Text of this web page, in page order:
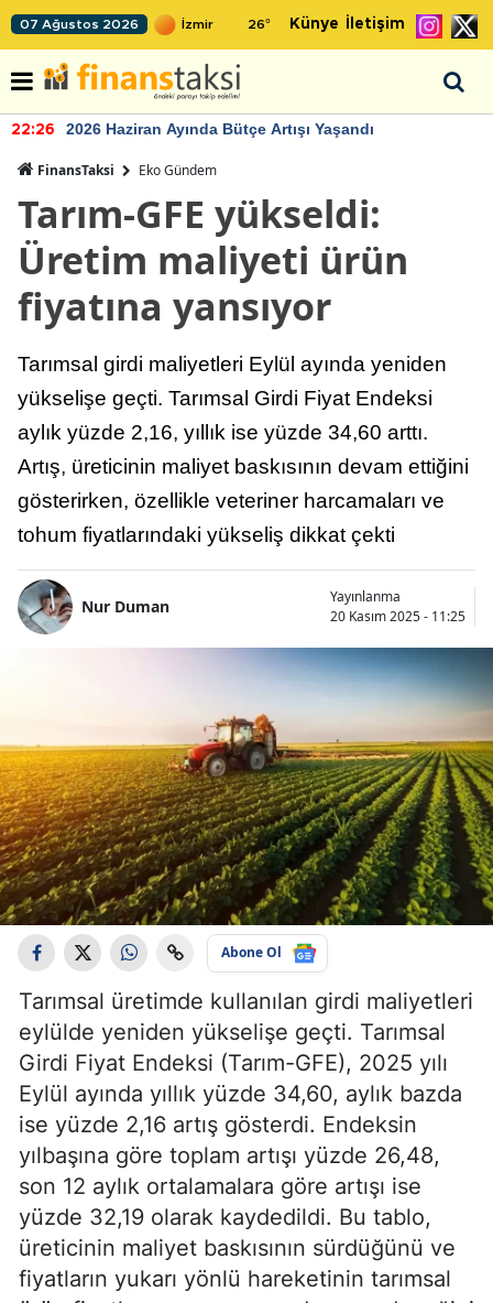
07 Ağustos 2026 26° Künye İletişim
22:26 2026 Haziran Ayında Bütçe Artışı Yaşandı
FinansTaksi Eko Gündem
Tarım-GFE yükseldi:
Üretim maliyeti ürün
fiyatına yansıyor
Tarımsal girdi maliyetleri Eylül ayında yeniden
yükselişe geçti. Tarımsal Girdi Fiyat Endeksi
aylık yüzde 2,16, yıllık ise yüzde 34,60 arttı.
Artış, üreticinin maliyet baskısının devam ettiğini
gösterirken, özellikle veteriner harcamaları ve
tohum fiyatlarındaki yükseliş dikkat çekti
Nur Duman
Yayınlanma
20 Kasım 2025 - 11:25
Abone Ol
Tarımsal üretimde kullanılan girdi maliyetleri
eylülde yeniden yükselişe geçti. Tarımsal
Girdi Fiyat Endeksi (Tarım-GFE), 2025 yılı
Eylül ayında yıllık yüzde 34,60, aylık bazda
ise yüzde 2,16 artış gösterdi. Endeksin
yılbaşına göre toplam artışı yüzde 26,48,
son 12 aylık ortalamalara göre artışı ise
yüzde 32,19 olarak kaydedildi. Bu tablo,
üreticinin maliyet baskısının sürdüğünü ve
fiyatların yukarı yönlü hareketinin tarımsal